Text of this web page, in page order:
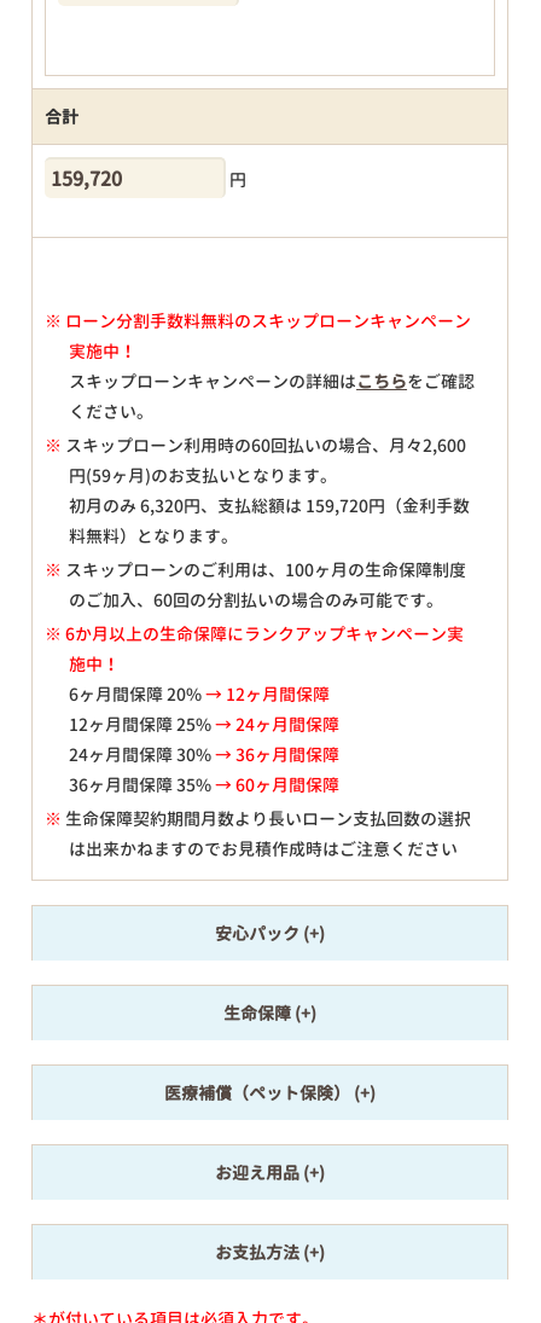
合計
円
※ ローン分割手数料無料のスキップローンキャンペーン
実施中！
スキップローンキャンペーンの詳細はこちらをご確認
ください。
※ スキップローン利用時の60回払いの場合、月々2,600
円(59ヶ月)のお支払いとなります。
初月のみ6,320円、支払総額は 159,720円（金利手数
料無料）となります。
※ スキップローンのご利用は、100ヶ月の生命保障制度
のご加入、60回の分割払いの場合のみ可能です。
※ 6か月以上の生命保障にランクアップキャンペーン実
施中！
6ヶ月間保障 20%→ 12ヶ月間保障
12ヶ月間保障 25%→ 24ヶ月間保障
24ヶ月間保障 30%→ 36ヶ月間保障
36ヶ月間保障 35%→ 60ヶ月間保障
※ 生命保障契約期間月数より長いローン支払回数の選択
は出来かねますのでお見積作成時はご注意ください
安心パック
生命保障
医療補償（ペット保険）
お迎え用品
お支払方法